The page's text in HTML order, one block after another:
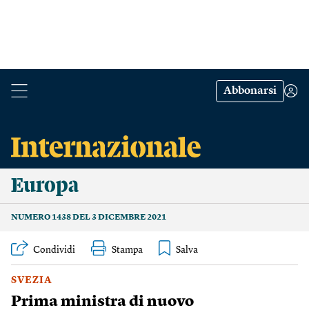
Abbonarsi
Europa
NUMERO 1438 DEL 3 DICEMBRE 2021
Condividi Stampa
SVEZIA
Prima ministra di nuovo